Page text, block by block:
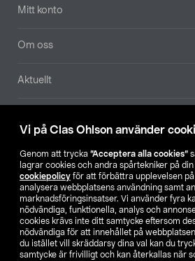
Vi på Clas Ohlson använder
Genom att trycka ”Acceptera alla cookies”
lagrar cookies och andra spårtekniker på
cookiepolicy för att förbättra upplevelsen på
analysera webbplatsens användning samt
marknadsföringsinsatser. Vi använder fyra
nödvändiga, funktionella, analys och
cookies krävs inte ditt samtycke eftersom
nödvändiga för att innehållet på
du istället vill skräddarsy dina val kan du
samtycke är frivilligt och kan återkallas när
Mitt konto
Om oss
Aktuellt
Hitta butik
SE NO FI